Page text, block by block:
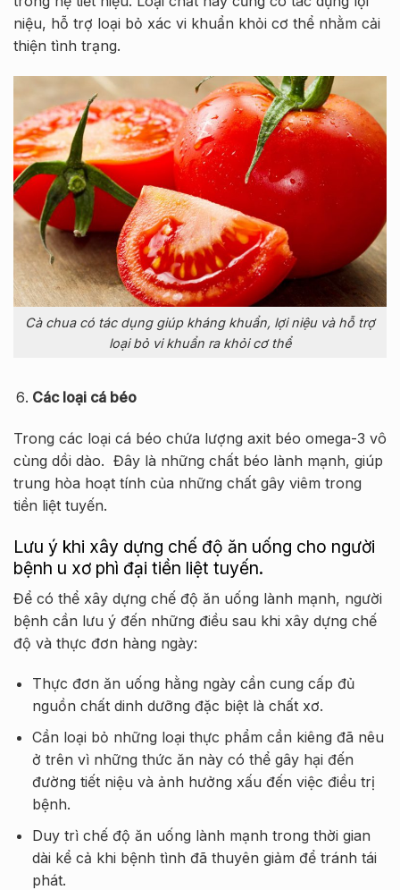
niệu, hỗ trợ loại bỏ xác vi khuẩn khỏi cơ thể nhằm cải
thiện tình trạng.
Cà chua có tác dụng giúp kháng khuẩn, lợi niệu và hỗ trợ
loại bỏ vi khuẩn ra khỏi cơ thể
Các loại cá béo
Trong các loại cá béo chứa lượng axit béo omega-3 vô
cùng dồi dào. Đây là những chất béo lành mạnh, giúp
trung hòa hoạt tính của những chất gây viêm trong
tiền liệt tuyến.
Lưu ý khi xây dựng chế độ ăn uống cho người
bệnh u xơ phì đại tiền liệt tuyến.
Để có thể xây dựng chế độ ăn uống lành mạnh, người
bệnh cần lưu ý đến những điều sau khi xây dựng chế
độ và thực đơn hàng ngày:
Thực đơn ăn uống hằng ngày cần cung cấp đủ
nguồn chất dinh dưỡng đặc biệt là chất xơ.
Cần loại bỏ những loại thực phẩm cần kiêng đã nêu
ở trên vì những thức ăn này có thể gây hại đến
đường tiết niệu và ảnh hưởng xấu đến việc điều trị
bệnh.
Duy trì chế độ ăn uống lành mạnh trong thời gian
dài kể cả khi bệnh tình đã thuyên giảm để tránh tái
phát.